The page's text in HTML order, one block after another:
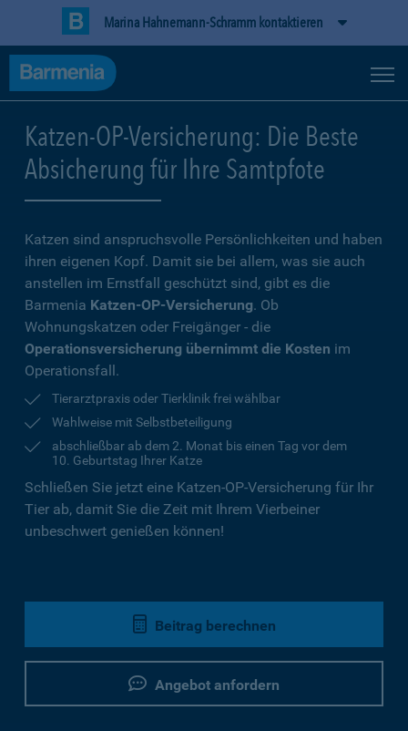
Marina Hahnemann-Schramm kontaktieren
Katzen-OP-Versicherung: Die Beste
Absicherung für Ihre Samtpfote
Katzen sind anspruchsvolle Persönlichkeiten und haben
ihren eigenen Kopf. Damit sie bei allem, was sie auch
anstellen im Ernstfall geschützt sind, gibt es die
Barmenia Katzen-OP-Versicherung. Ob
Wohnungskatzen oder Freigänger - die
Operationsversicherung übernimmt die Kosten im
Operationsfall.
Tierarztpraxis oder Tierklinik frei wählbar
Wahlweise mit Selbstbeteiligung
abschließbar ab dem 2. Monat bis einen Tag vor dem
10. Geburtstag Ihrer Katze
Schließen Sie jetzt eine Katzen-OP-Versicherung für Ihr
Tier ab, damit Sie die Zeit mit Ihrem Vierbeiner
unbeschwert genießen können!
Beitrag berechnen
Angebot anfordern